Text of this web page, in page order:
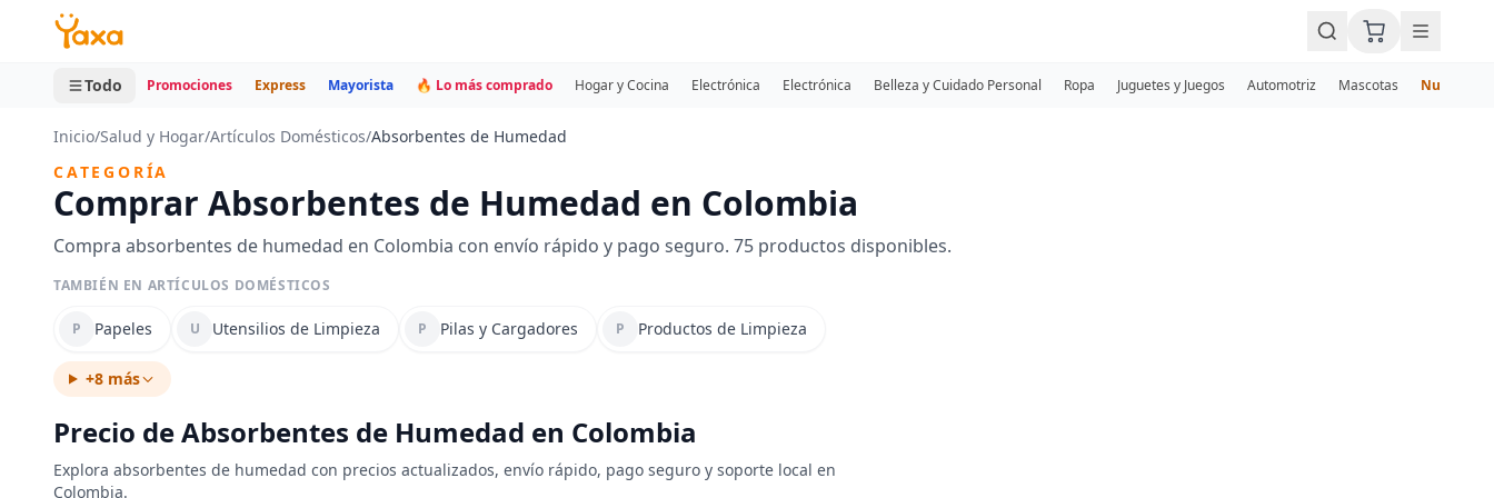
MINI CARRITO
0 productos
Todo Promociones Express Mayorista 🔥 Lo más comprado Hogar y Cocina Electrónica Electrónica Belleza y Cuidado Personal Ropa Juguetes y Juegos Automotriz Mascotas Nuevos
Inicio/Salud y Hogar/Artículos Domésticos/Absorbentes de Humedad
CATEGORÍA
Comprar Absorbentes de Humedad en Colombia
Compra absorbentes de humedad en Colombia con envío rápido y pago seguro. 75 productos disponibles.
TAMBIÉN EN ARTÍCULOS DOMÉSTICOS
P Papeles U Utensilios de Limpieza P Pilas y Cargadores P Productos de Limpieza
+8 más
Precio de Absorbentes de Humedad en Colombia
Explora absorbentes de humedad con precios actualizados, envío rápido, pago seguro y soporte local en
Colombia.